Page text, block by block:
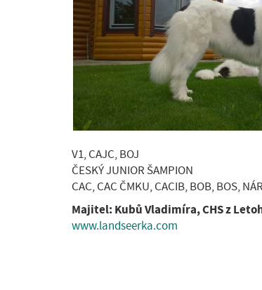
V1, CAJC, BOJ
ČESKÝ JUNIOR ŠAMPION
CAC, CAC ČMKU, CACIB, BOB, BOS,
Majitel: Kubů Vladimíra, CHS z
www.landseerka.com